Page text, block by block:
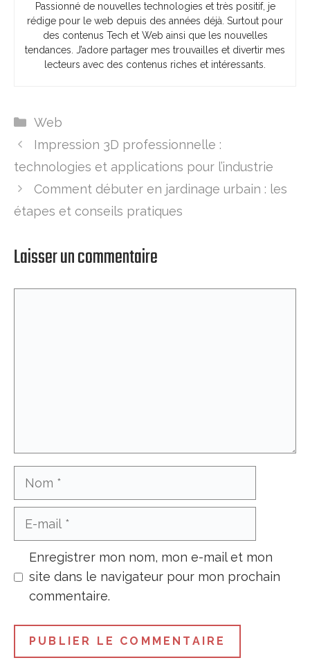
Passionné de nouvelles technologies et très positif, je
rédige pour le web depuis des années déjà. Surtout pour
des contenus Tech et Web ainsi que les nouvelles
tendances. J’adore partager mes trouvailles et divertir mes
lecteurs avec des contenus riches et intéressants.
Catégories
Web
Impression 3D professionnelle :
technologies et applications pour l’industrie
Comment débuter en jardinage urbain : les
étapes et conseils pratiques
Laisser un commentaire
Enregistrer mon nom, mon e-mail et mon
site dans le navigateur pour mon prochain
commentaire.